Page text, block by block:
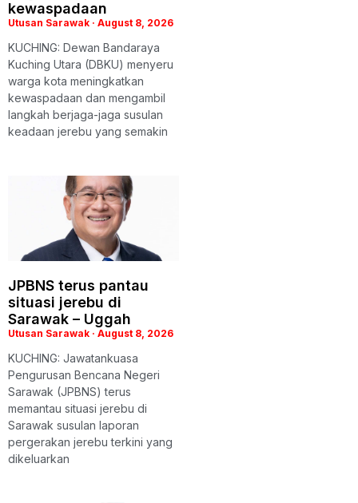
kewaspadaan
Utusan Sarawak August 8, 2026
KUCHING: Dewan Bandaraya
Kuching Utara (DBKU) menyeru
warga kota meningkatkan
kewaspadaan dan mengambil
langkah berjaga-jaga susulan
keadaan jerebu yang semakin
JPBNS terus pantau
situasi jerebu di
Sarawak – Uggah
Utusan Sarawak August 8, 2026
KUCHING: Jawatankuasa
Pengurusan Bencana Negeri
Sarawak (JPBNS) terus
memantau situasi jerebu di
Sarawak susulan laporan
pergerakan jerebu terkini yang
dikeluarkan